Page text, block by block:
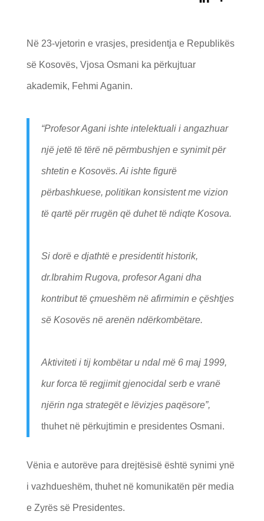
Në 23-vjetorin e vrasjes, presidentja e Republikës
së Kosovës, Vjosa Osmani ka përkujtuar
akademik, Fehmi Aganin.
“Profesor Agani ishte intelektuali i angazhuar
një jetë të tërë në përmbushjen e synimit për
shtetin e Kosovës. Ai ishte figurë
përbashkuese, politikan konsistent me vizion
të qartë për rrugën që duhet të ndiqte Kosova.
Si dorë e djathtë e presidentit historik,
dr.Ibrahim Rugova, profesor Agani dha
kontribut të çmueshëm në afirmimin e çështjes
së Kosovës në arenën ndërkombëtare.
Aktiviteti i tij kombëtar u ndal më 6 maj 1999,
kur forca të regjimit gjenocidal serb e vranë
njërin nga strategët e lëvizjes paqësore”,
thuhet në përkujtimin e presidentes Osmani.
Vënia e autorëve para drejtësisë është synimi ynë
i vazhdueshëm, thuhet në komunikatën për media
e Zyrës së Presidentes.